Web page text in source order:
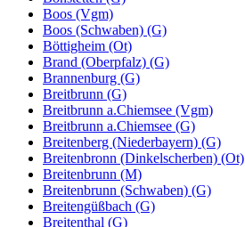
Boos (Vgm)
Boos (Schwaben) (G)
Böttigheim (Ot)
Brand (Oberpfalz) (G)
Brannenburg (G)
Breitbrunn (G)
Breitbrunn a.Chiemsee (Vgm)
Breitbrunn a.Chiemsee (G)
Breitenberg (Niederbayern) (G)
Breitenbronn (Dinkelscherben) (Ot)
Breitenbrunn (M)
Breitenbrunn (Schwaben) (G)
Breitengüßbach (G)
Breitenthal (G)